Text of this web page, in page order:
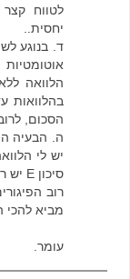
לטווח
יחסית..
ד. בנוגע
הלוואה
הסכום, לרוב 200 ש"ח. תלוי בכמה כסף נזיל היה
ה. הבעיה
סיכון E יש רק אחת שנכנסה לפיגור.
מביא להכי
עומר.